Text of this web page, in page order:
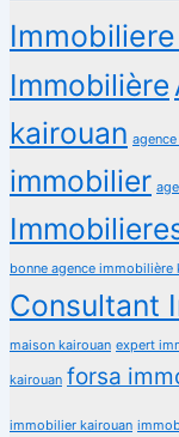
Immobilière
kairouan
immobilier
bonne agence immobilière
Consultant
maison kairouan expert
kairouan forsa
immobilier kairouan